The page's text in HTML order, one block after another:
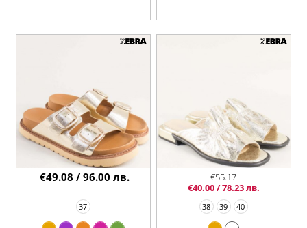
37
€49.08 / 96.00 лв.
38 39 40
€55.17
€40.00 / 78.23 лв.